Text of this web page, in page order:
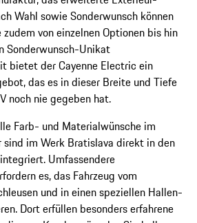
Wahl sowie Sonderwunsch können
zudem von einzelnen Optionen bis hin
Sonderwunsch-Unikat
bietet der Cayenne Electric ein
das es in dieser Breite und Tiefe
noch nie gegeben hat.
Farb- und Materialwünsche im
sind im Werk Bratislava direkt in den
Umfassendere
es, das Fahrzeug vom
und in einen speziellen Hallen-
Dort erfüllen besonders erfahrene